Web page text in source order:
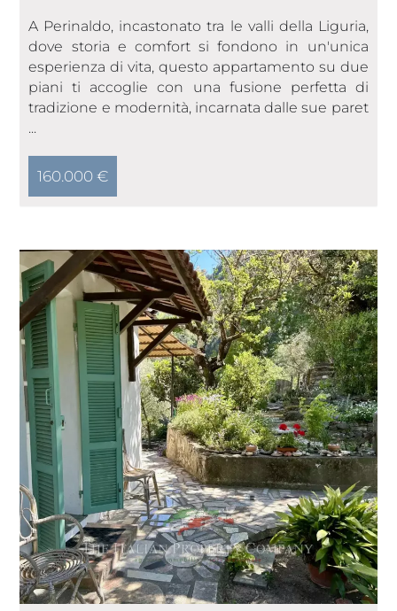
A Perinaldo, incastonato tra le valli della Liguria,
dove storia e comfort si fondono in un'unica
esperienza di vita, questo appartamento su due
piani ti accoglie con una fusione perfetta di
tradizione e modernità, incarnata dalle sue paret
...
160.000 €